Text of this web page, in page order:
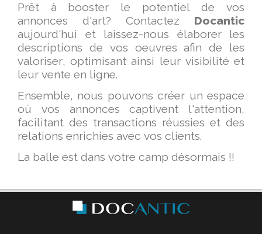
Prêt à booster le potentiel de vos
annonces d'art? Contactez Docantic
aujourd'hui et laissez-nous élaborer les
descriptions de vos oeuvres afin de les
valoriser, optimisant ainsi leur visibilité et
leur vente en ligne.
Ensemble, nous pouvons créer un espace
où vos annonces captivent l'attention,
facilitant des transactions réussies et des
relations enrichies avec vos clients.
La balle est dans votre camp désormais !!